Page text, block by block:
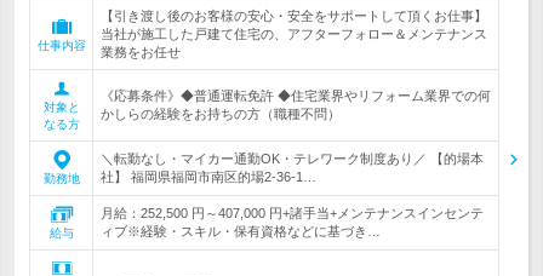
仕事内容
【引き渡し後のお客様の安心・安全をサポートして頂くお仕事】
当社が施工した戸建て住宅の、アフターフォロー＆メンテナンス
業務をお任せ
対象と
なる方
《応募条件》◆普通運転免許 ◆住宅業界やリフォーム業界での何
かしらの経験をお持ちの方（職種不問）
勤務地
＼転勤なし・マイカー通勤OK・テレワーク制度あり／ 【的場本
社】 福岡県福岡市南区的場2-36-1…
給与
月給：252,500 円～407,000 円+諸手当+メンテナンスインセンテ
ィブ※経験・スキル・保有資格などに基づき…